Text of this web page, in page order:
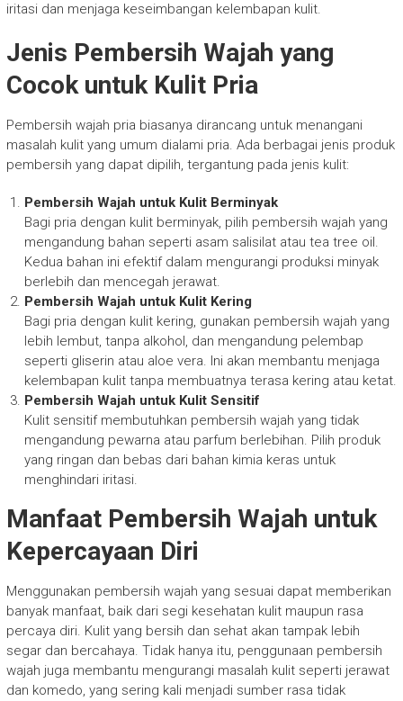
iritasi dan menjaga keseimbangan kelembapan kulit.
Jenis Pembersih Wajah yang
Cocok untuk Kulit Pria
Pembersih wajah pria biasanya dirancang untuk menangani
masalah kulit yang umum dialami pria. Ada berbagai jenis produk
pembersih yang dapat dipilih, tergantung pada jenis kulit:
Pembersih Wajah untuk Kulit Berminyak
Bagi pria dengan kulit berminyak, pilih pembersih wajah yang
mengandung bahan seperti asam salisilat atau tea tree oil.
Kedua bahan ini efektif dalam mengurangi produksi minyak
berlebih dan mencegah jerawat.
Pembersih Wajah untuk Kulit Kering
Bagi pria dengan kulit kering, gunakan pembersih wajah yang
lebih lembut, tanpa alkohol, dan mengandung pelembap
seperti gliserin atau aloe vera. Ini akan membantu menjaga
kelembapan kulit tanpa membuatnya terasa kering atau ketat.
Pembersih Wajah untuk Kulit Sensitif
Kulit sensitif membutuhkan pembersih wajah yang tidak
mengandung pewarna atau parfum berlebihan. Pilih produk
yang ringan dan bebas dari bahan kimia keras untuk
menghindari iritasi.
Manfaat Pembersih Wajah untuk
Kepercayaan Diri
Menggunakan pembersih wajah yang sesuai dapat memberikan
banyak manfaat, baik dari segi kesehatan kulit maupun rasa
percaya diri. Kulit yang bersih dan sehat akan tampak lebih
segar dan bercahaya. Tidak hanya itu, penggunaan pembersih
wajah juga membantu mengurangi masalah kulit seperti jerawat
dan komedo, yang sering kali menjadi sumber rasa tidak